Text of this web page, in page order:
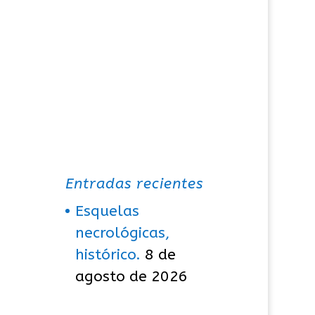
Entradas recientes
Esquelas
necrológicas,
histórico. 8 de
agosto de 2026